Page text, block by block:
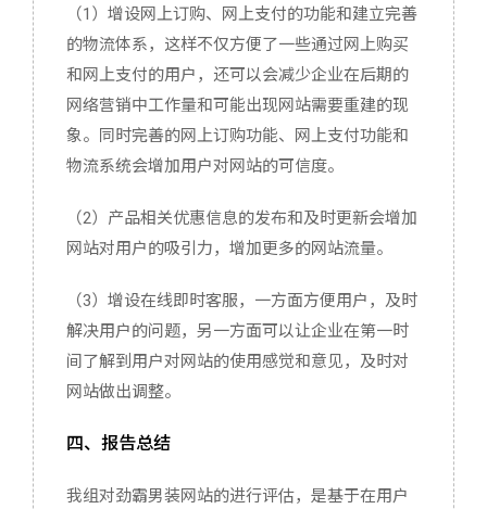
（1）增设网上订购、网上支付的功能和建立完善
的物流体系，这样不仅方便了一些通过网上购买
和网上支付的用户，还可以会减少企业在后期的
网络营销中工作量和可能出现网站需要重建的现
象。同时完善的网上订购功能、网上支付功能和
物流系统会增加用户对网站的可信度。
（2）产品相关优惠信息的发布和及时更新会增加
网站对用户的吸引力，增加更多的网站流量。
（3）增设在线即时客服，一方面方便用户，及时
解决用户的问题，另一方面可以让企业在第一时
间了解到用户对网站的使用感觉和意见，及时对
网站做出调整。
四、报告总结
我组对劲霸男装网站的进行评估，是基于在用户